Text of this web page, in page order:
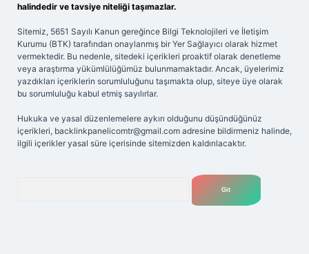
halindedir ve tavsiye niteliği taşımazlar.
Sitemiz, 5651 Sayılı Kanun gereğince Bilgi Teknolojileri ve İletişim
Kurumu (BTK) tarafından onaylanmış bir Yer Sağlayıcı olarak hizmet
vermektedir. Bu nedenle, sitedeki içerikleri proaktif olarak denetleme
veya araştırma yükümlülüğümüz bulunmamaktadır. Ancak, üyelerimiz
yazdıkları içeriklerin sorumluluğunu taşımakta olup, siteye üye olarak
bu sorumluluğu kabul etmiş sayılırlar.
Hukuka ve yasal düzenlemelere aykırı olduğunu düşündüğünüz
içerikleri, backlinkpanelicomtr@gmail.com adresine bildirmeniz halinde,
ilgili içerikler yasal süre içerisinde sitemizden kaldırılacaktır.